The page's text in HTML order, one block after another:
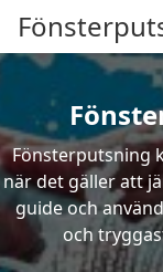
Fönsterputsning
när det gäller att
guide och
och